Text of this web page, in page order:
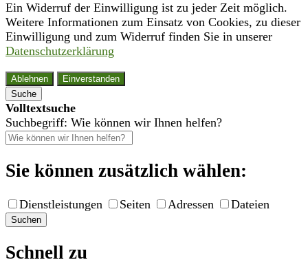
Ein Widerruf der Einwilligung ist zu jeder Zeit möglich.
Weitere Informationen zum Einsatz von Cookies, zu dieser
Einwilligung und zum Widerruf finden Sie in unserer
Datenschutzerklärung
Ablehnen
Einverstanden
Suche
Volltextsuche
Suchbegriff: Wie können wir Ihnen helfen?
Sie können zusätzlich wählen:
Dienstleistungen Seiten Adressen Dateien
Suchen
Schnell zu